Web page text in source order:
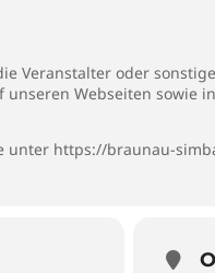
Veranstalter oder
Webseiten
unter https://braunau-